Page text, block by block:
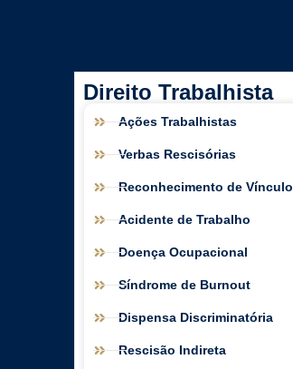
Direito Trabalhista
Ações Trabalhistas
Verbas Rescisórias
Reconhecimento de Vínculo
Acidente de Trabalho
Doença Ocupacional
Síndrome de Burnout
Dispensa Discriminatória
Rescisão Indireta